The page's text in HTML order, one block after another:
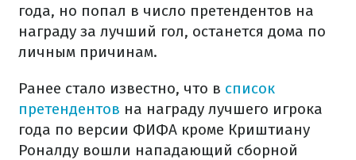
года, но попал в число претендентов на
награду за лучший гол, останется дома по
личным причинам.
Ранее стало известно, что в список
претендентов на награду лучшего игрока
года по версии ФИФА кроме Криштиану
Роналду вошли нападающий сборной